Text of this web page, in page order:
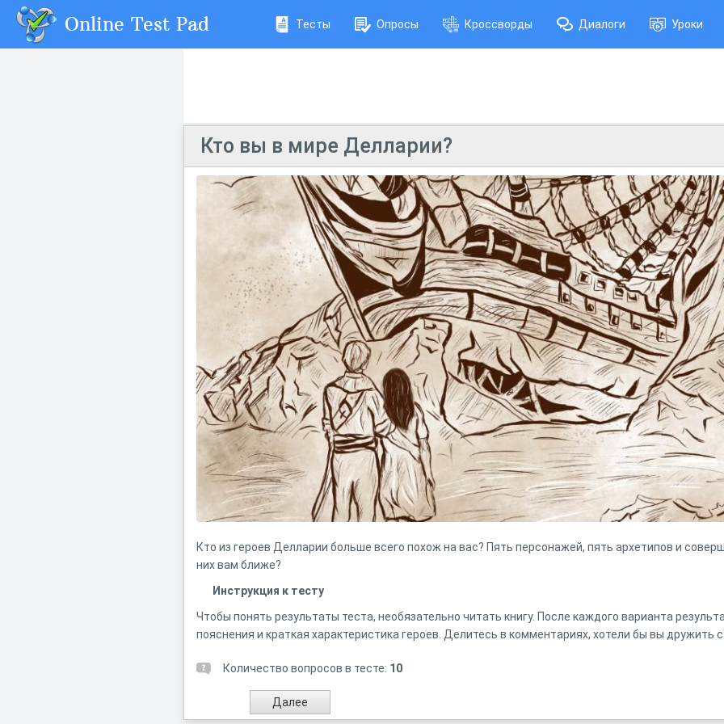
Online Test Pad Тесты Опросы Кроссворды Диалоги Уроки
Кто вы в мире Делларии?
Кто из героев Делларии больше всего похож на вас? Пять персонажей, пять архетипов и
них вам ближе?
Инструкция к тесту
Чтобы понять результаты теста, необязательно читать книгу. После каждого варианта
пояснения и краткая характеристика героев. Делитесь в комментариях, хотели бы вы
Количество вопросов в тесте: 10